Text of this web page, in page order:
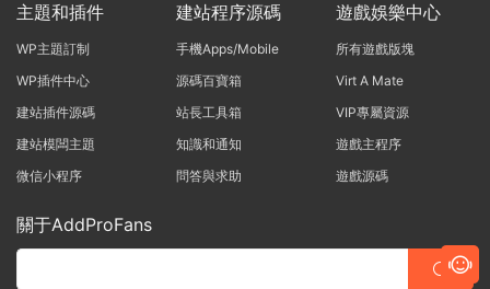
主題和插件
WP主題訂制
WP插件中心
建站插件源碼
建站模闆主題
微信小程序
建站程序源碼
手機Apps/Mobile
源碼百寶箱
站長工具箱
知識和通知
問答與求助
遊戲娛樂中心
所有遊戲版塊
Virt A Mate
VIP專屬資源
遊戲主程序
遊戲源碼
關于AddProFans